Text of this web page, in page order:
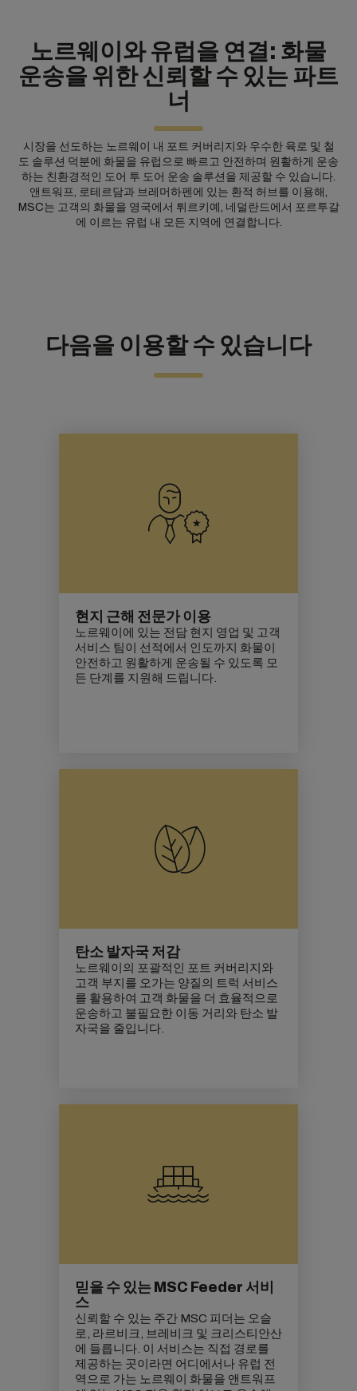
노르웨이와 유럽을 연결: 화물
운송을 위한 신뢰할 수 있는 파트
너
시장을 선도하는 노르웨이 내 포트 커버리지와 우수한 육로 및 철
도 솔루션 덕분에 화물을 유럽으로 빠르고 안전하며 원활하게 운송
하는 친환경적인 도어 투 도어 운송 솔루션을 제공할 수 있습니다.
앤트워프, 로테르담과 브레머하펜에 있는 환적 허브를 이용해,
MSC는 고객의 화물을 영국에서 튀르키예, 네덜란드에서 포르투갈
에 이르는 유럽 내 모든 지역에 연결합니다.
다음을 이용할 수 있습니다
현지 근해 전문가 이용
노르웨이에 있는 전담 현지 영업 및 고객
서비스 팀이 선적에서 인도까지 화물이
안전하고 원활하게 운송될 수 있도록 모
든 단계를 지원해 드립니다.
탄소 발자국 저감
노르웨이의 포괄적인 포트 커버리지와
고객 부지를 오가는 양질의 트럭 서비스
를 활용하여 고객 화물을 더 효율적으로
운송하고 불필요한 이동 거리와 탄소 발
자국을 줄입니다.
믿을 수 있는 MSC Feeder 서비
스
신뢰할 수 있는 주간 MSC 피더는 오슬
로, 라르비크, 브레비크 및 크리스티안산
에 들릅니다. 이 서비스는 직접 경로를
제공하는 곳이라면 어디에서나 유럽 전
역으로 가는 노르웨이 화물을 앤트워프